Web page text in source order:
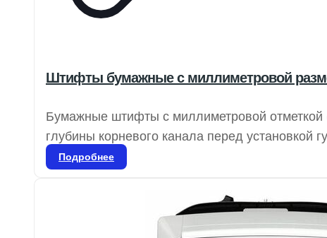
Штифты бумажные с миллиметровой
Бумажные штифты с миллиметровой отметкой
глубины корневого канала перед
цветовую кодировку для обозначения
Подробнее